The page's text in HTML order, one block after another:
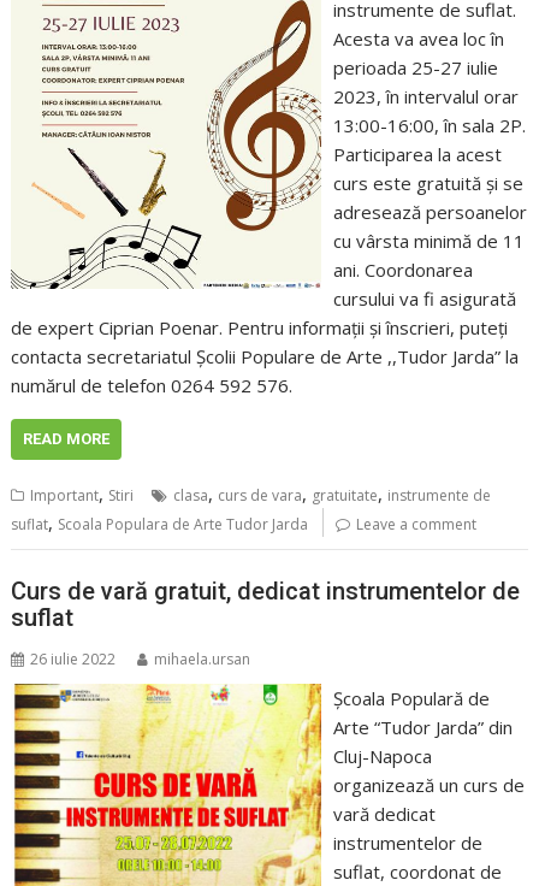
instrumente de suflat.
Acesta va avea loc în
perioada 25-27 iulie
2023, în intervalul orar
13:00-16:00, în sala 2P.
Participarea la acest
curs este gratuită și se
adresează persoanelor
cu vârsta minimă de 11
ani. Coordonarea
cursului va fi asigurată
de expert Ciprian Poenar. Pentru informații și înscrieri, puteți
contacta secretariatul Școlii Populare de Arte ,,Tudor Jarda” la
numărul de telefon 0264 592 576.
READ MORE
Important, Stiri clasa, curs de vara, gratuitate, instrumente de
suflat, Scoala Populara de Arte Tudor Jarda Leave a comment
Curs de vară gratuit, dedicat instrumentelor de
suflat
26 iulie 2022 mihaela.ursan
Școala Populară de
Arte “Tudor Jarda” din
Cluj-Napoca
organizează un curs de
vară dedicat
instrumentelor de
suflat, coordonat de